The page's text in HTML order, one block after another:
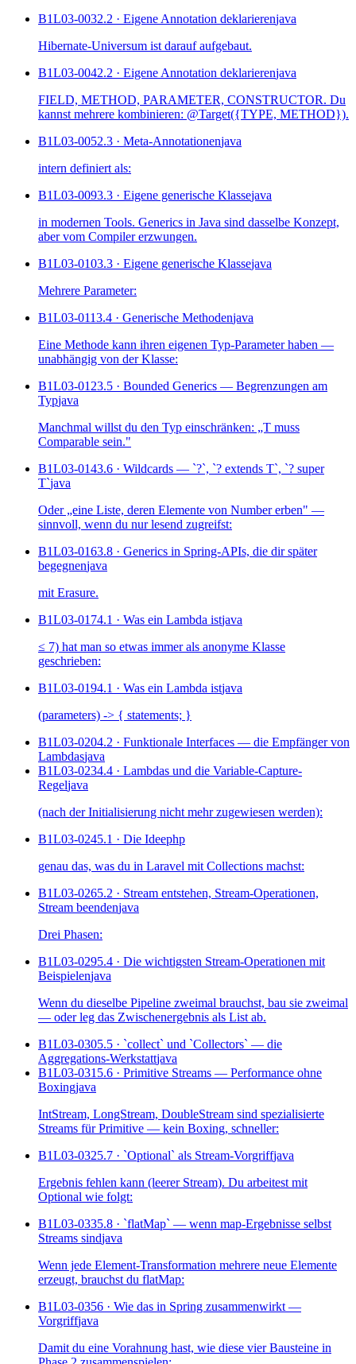
B1L03-0032.2 · Eigene Annotation deklarierenjava
Hibernate-Universum ist darauf aufgebaut.
B1L03-0042.2 · Eigene Annotation deklarierenjava
FIELD, METHOD, PARAMETER, CONSTRUCTOR. Du
kannst mehrere kombinieren: @Target({TYPE, METHOD}).
B1L03-0052.3 · Meta-Annotationenjava
intern definiert als:
B1L03-0093.3 · Eigene generische Klassejava
in modernen Tools. Generics in Java sind dasselbe Konzept,
aber vom Compiler erzwungen.
B1L03-0103.3 · Eigene generische Klassejava
Mehrere Parameter:
B1L03-0113.4 · Generische Methodenjava
Eine Methode kann ihren eigenen Typ-Parameter haben —
unabhängig von der Klasse:
B1L03-0123.5 · Bounded Generics — Begrenzungen am
Typjava
Manchmal willst du den Typ einschränken: „T muss
Comparable sein."
B1L03-0143.6 · Wildcards — `?`, `? extends T`, `? super
T`java
Oder „eine Liste, deren Elemente von Number erben" —
sinnvoll, wenn du nur lesend zugreifst:
B1L03-0163.8 · Generics in Spring-APIs, die dir später
begegnenjava
mit Erasure.
B1L03-0174.1 · Was ein Lambda istjava
≤ 7) hat man so etwas immer als anonyme Klasse
geschrieben:
B1L03-0194.1 · Was ein Lambda istjava
(parameters) -> { statements; }
B1L03-0204.2 · Funktionale Interfaces — die Empfänger von
Lambdasjava
B1L03-0234.4 · Lambdas und die Variable-Capture-
Regeljava
(nach der Initialisierung nicht mehr zugewiesen werden):
B1L03-0245.1 · Die Ideephp
genau das, was du in Laravel mit Collections machst:
B1L03-0265.2 · Stream entstehen, Stream-Operationen,
Stream beendenjava
Drei Phasen:
B1L03-0295.4 · Die wichtigsten Stream-Operationen mit
Beispielenjava
Wenn du dieselbe Pipeline zweimal brauchst, bau sie zweimal
— oder leg das Zwischenergebnis als List ab.
B1L03-0305.5 · `collect` und `Collectors` — die
Aggregations-Werkstattjava
B1L03-031 5.6 · Primitive Streams — Performance ohne
Boxingjava
IntStream, LongStream, DoubleStream sind spezialisierte
Streams für Primitive — kein Boxing, schneller:
B1L03-0325.7 · `Optional` als Stream-Vorgriffjava
Ergebnis fehlen kann (leerer Stream). Du arbeitest mit
Optional wie folgt:
B1L03-0335.8 · `flatMap` — wenn map-Ergebnisse selbst
Streams sindjava
Wenn jede Element-Transformation mehrere neue Elemente
erzeugt, brauchst du flatMap:
B1L03-0356 · Wie das in Spring zusammenwirkt —
Vorgriffjava
Damit du eine Vorahnung hast, wie diese vier Bausteine in